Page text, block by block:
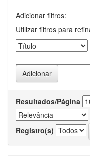
Adicionar filtros:
Utilizar filtros para
Resultados/Página
Registro(s)